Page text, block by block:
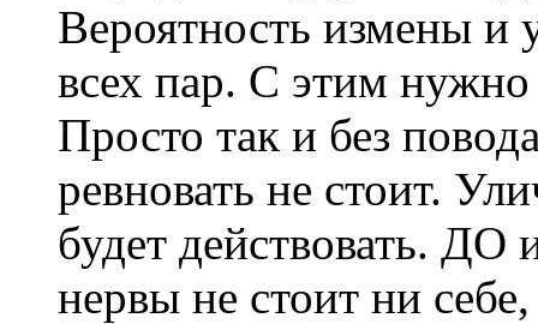
Вероятность измены и
всех пар. С этим
Просто так и без
ревновать не стоит.
будет действовать. ДО
нервы не стоит ни